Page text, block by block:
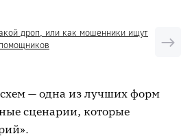
дроп, или как мошенники ищут
— одна из лучших форм
сценарии, которые